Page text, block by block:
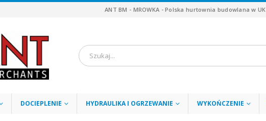
ANT BM - MROWKA - Polska hurtownia budowlana w UK
DOCIEPLENIE HYDRAULIKA I OGRZEWANIE WYKOŃCZENIE